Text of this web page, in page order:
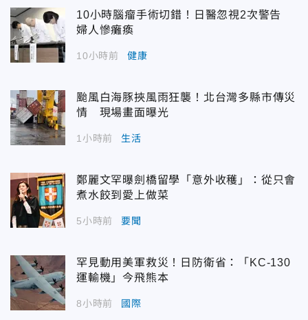
10小時腦瘤手術切錯！日醫忽視2次警告
婦人慘癱瘓
10小時前 健康
颱風白海豚挾風雨狂襲！北台灣多縣市傳災
情 現場畫面曝光
1小時前 生活
鄭麗文罕曝劍橋留學「意外收穫」：從只會
煮水餃到愛上做菜
5小時前 要聞
罕見動用美軍救災！日防衛省：「KC-130
運輸機」今飛熊本
8小時前 國際